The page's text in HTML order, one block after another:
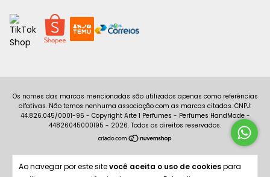
Ao navegar por este sitevocê aceita o uso de cookiespara
Copyright Arte 1 Perfumes - Perfumes HandMade -
44826045000195 - 2026. Todos os direitos reservados.